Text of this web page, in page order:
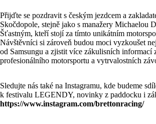
Přijďte se pozdravit s českým jezdcem a
Skočdopole, stejně jako s manažery Michaelou
Šťastným, kteří stojí za tímto unikátním
Návštěvníci si zároveň budou moci vyzkoušet
od Samsungu a zjistit více zákulisních informací
profesionálního motorsportu a vytrvalostních
Sledujte nás také na Instagramu, kde budeme
k festivalu LEGENDY, novinky z paddocku i
https://www.instagram.com/brettonracing/